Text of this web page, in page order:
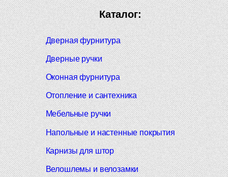
Каталог:
Дверная фурнитура
Дверные ручки
Оконная фурнитура
Отопление и сантехника
Мебельные ручки
Напольные и настенные покрытия
Карнизы для штор
Велошлемы и велозамки